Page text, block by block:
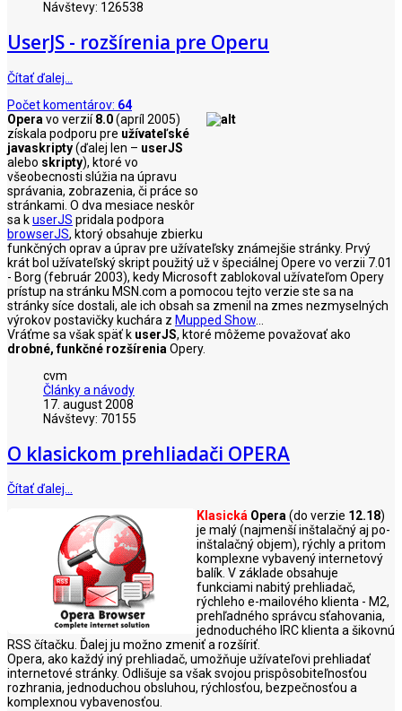
Návštevy: 126538
UserJS - rozšírenia pre Operu
Čítať ďalej…
Počet komentárov: 64
Opera vo verzií8.0(apríl 2005)
získala podporu pre užívateľské
javaskripty(ďalej len – userJS
alebo skripty), ktoré vo
všeobecnosti slúžia na úpravu
správania, zobrazenia, či práce so
stránkami. O dva mesiace neskôr
sa kuserJS pridala podpora
browserJS, ktorý obsahuje zbierku
funkčných oprav a úprav pre užívateľsky známejšie stránky. Prvý
krát bol užívateľský skript použitý už v špeciálnej Opere vo verzii 7.01
- Borg (február 2003), kedy Microsoft zablokoval užívateľom Opery
prístup na stránku MSN.com a pomocou tejto verzie ste sa na
stránky síce dostali, ale ich obsah sa zmenil na zmes nezmyselných
výrokov postavičky kuchára z Mupped Show
Vráťme sa však späť k userJS, ktoré môžeme považovať ako
drobné, funkčné rozšírenia Opery.
cvm
Články a návody
17. august 2008
Návštevy: 70155
O klasickom prehliadači OPERA
Čítať ďalej…
Klasická Opera(do verzie 12.18)
je malý (najmenší inštalačný aj po-
inštalačný objem), rýchly a pritom
komplexne vybavený internetový
balík. V základe obsahuje
funkciami nabitý prehliadač,
rýchleho e-mailového klienta - M2,
prehľadného správcu sťahovania,
jednoduchého IRC klienta a šikovnú
RSS čítačku. Ďalej ju možno zmeniť a rozšíriť.
Opera, ako každý iný prehliadač, umožňuje užívateľovi prehliadať
internetové stránky. Odlišuje sa však svojou prispôsobiteľnosťou
rozhrania, jednoduchou obsluhou, rýchlosťou, bezpečnosťou a
komplexnou vybavenosťou.